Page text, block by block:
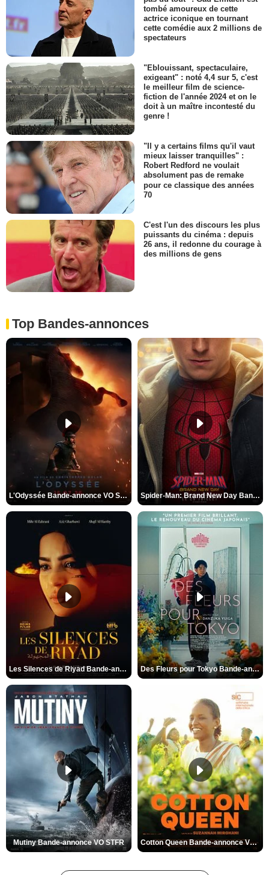
tombé amoureux de cette
actrice iconique en tournant
cette comédie aux 2 millions de
spectateurs
"Eblouissant, spectaculaire,
exigeant" : noté 4,4 sur 5, c'est
le meilleur film de science-
fiction de l'année 2024 et on le
doit à un maître incontesté du
genre !
"Il y a certains films qu'il vaut
mieux laisser tranquilles" :
Robert Redford ne voulait
absolument pas de remake
pour ce classique des années
70
C'est l'un des discours les plus
puissants du cinéma : depuis
26 ans, il redonne du courage à
des millions de gens
Top Bandes-annonces
L'Odyssée Bande-annonce VO STFR Spider-Man: Brand New Day Bande-annonce VO STFR
Les Silences de Riyad Bande-annonce VO STFR Des Fleurs pour Tokyo Bande-annonce VO STFR
Mutiny Bande-annonce VO STFR Cotton Queen Bande-annonce VO STFR